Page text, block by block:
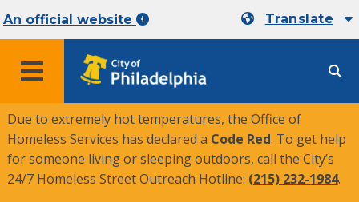
An official website Translate
MENU
Due to extremely hot temperatures, the Office of
Homeless Services has declared a Code Red. To get help
for someone living or sleeping outdoors, call the City’s
24/7 Homeless Street Outreach Hotline: (215) 232-1984.